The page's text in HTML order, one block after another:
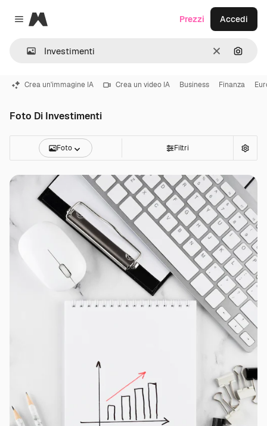
Close menu
Magnific
CancellaCerca
Prezzi Accedi
Crea un'immagine IA Crea un video IA Business Finanza
Foto Di Investimenti
Foto Filtri